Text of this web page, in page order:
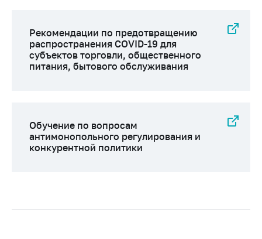
Рекомендации по предотвращению
распространения COVID-19 для
субъектов торговли, общественного
питания, бытового обслуживания
Обучение по вопросам
антимонопольного регулирования и
конкурентной политики